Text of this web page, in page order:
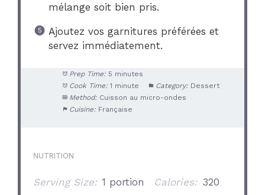
mélange soit bien pris.
Ajoutez vos garnitures préférées et
servez immédiatement.
Prep Time: 5 minutes
Cook Time: 1 minute Category: Dessert
Method: Cuisson au micro-ondes
Cuisine: Française
NUTRITION
Serving Size: 1 portion Calories: 320